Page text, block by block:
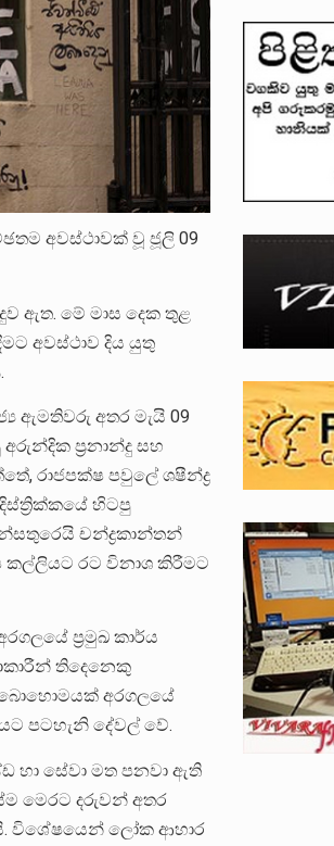
අවස්ථාවක් වූ ජූලි 09
ඇත. මේ මාස දෙක තුළ
අවස්ථාව දිය යුතු
ඇමතිවරු අතර මැයි 09
ප්‍රනාන්දු සහ
රාජපක්ෂ පවුලේ ශෂීන්ද්‍ර
හිටපු
චන්ද්‍රකාන්තන්
කල්ලියට රට විනාශ කිරීමට
ප්‍රමුඛ කාර්ය
තිදෙනෙකු
බොහොමයක් අරගලයේ
පටහැනි දේවල් වේ.
හා සේවා මත පනවා ඇති
මෙරට දරුවන් අතර
විශේෂයෙන් ලෝක ආහාර